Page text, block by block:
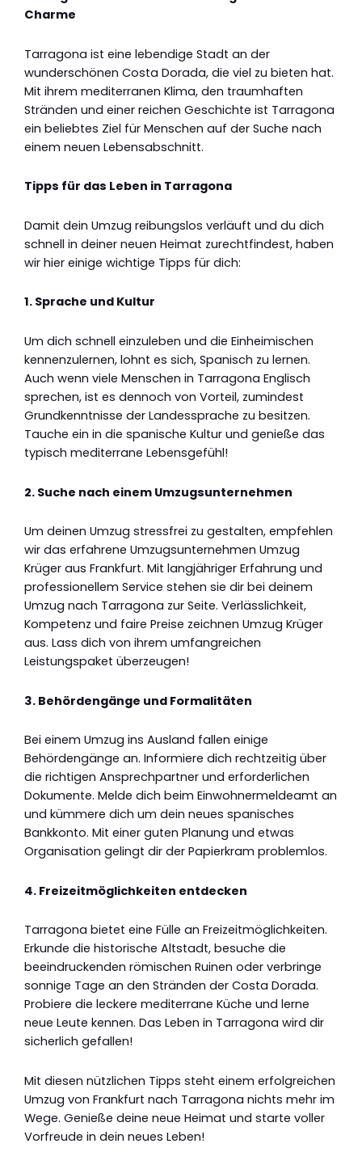
Charme
Tarragona ist eine lebendige Stadt an der
wunderschönen Costa Dorada, die viel zu bieten hat.
Mit ihrem mediterranen Klima, den traumhaften
Stränden und einer reichen Geschichte ist Tarragona
ein beliebtes Ziel für Menschen auf der Suche nach
einem neuen Lebensabschnitt.
Tipps für das Leben in Tarragona
Damit dein Umzug reibungslos verläuft und du dich
schnell in deiner neuen Heimat zurechtfindest, haben
wir hier einige wichtige Tipps für dich:
1. Sprache und Kultur
Um dich schnell einzuleben und die Einheimischen
kennenzulernen, lohnt es sich, Spanisch zu lernen.
Auch wenn viele Menschen in Tarragona Englisch
sprechen, ist es dennoch von Vorteil, zumindest
Grundkenntnisse der Landessprache zu besitzen.
Tauche ein in die spanische Kultur und genieße das
typisch mediterrane Lebensgefühl!
2. Suche nach einem Umzugsunternehmen
Um deinen Umzug stressfrei zu gestalten, empfehlen
wir das erfahrene Umzugsunternehmen Umzug
Krüger aus Frankfurt. Mit langjähriger Erfahrung und
professionellem Service stehen sie dir bei deinem
Umzug nach Tarragona zur Seite. Verlässlichkeit,
Kompetenz und faire Preise zeichnen Umzug Krüger
aus. Lass dich von ihrem umfangreichen
Leistungspaket überzeugen!
3. Behördengänge und Formalitäten
Bei einem Umzug ins Ausland fallen einige
Behördengänge an. Informiere dich rechtzeitig über
die richtigen Ansprechpartner und erforderlichen
Dokumente. Melde dich beim Einwohnermeldeamt an
und kümmere dich um dein neues spanisches
Bankkonto. Mit einer guten Planung und etwas
Organisation gelingt dir der Papierkram problemlos.
4. Freizeitmöglichkeiten entdecken
Tarragona bietet eine Fülle an Freizeitmöglichkeiten.
Erkunde die historische Altstadt, besuche die
beeindruckenden römischen Ruinen oder verbringe
sonnige Tage an den Stränden der Costa Dorada.
Probiere die leckere mediterrane Küche und lerne
neue Leute kennen. Das Leben in Tarragona wird dir
sicherlich gefallen!
Mit diesen nützlichen Tipps steht einem erfolgreichen
Umzug von Frankfurt nach Tarragona nichts mehr im
Wege. Genieße deine neue Heimat und starte voller
Vorfreude in dein neues Leben!